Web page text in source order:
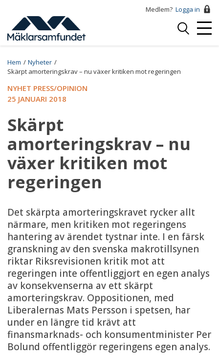
huvudinnehåll
Medlem? Logga in
Logga
Breadcrumb
Hem
Nyheter
Skärpt amorteringskrav – nu växer kritiken mot regeringen
NYHET PRESS/OPINION
25 JANUARI 2018
Skärpt
amorteringskrav – nu
växer kritiken mot
regeringen
Det skärpta amorteringskravet rycker allt
närmare, men kritiken mot regeringens
hantering av ärendet tystnar inte. I en färsk
granskning av den svenska makrotillsynen
riktar Riksrevisionen kritik mot att
regeringen inte offentliggjort en egen analys
av konsekvenserna av ett skärpt
amorteringskrav. Oppositionen, med
Liberalernas Mats Persson i spetsen, har
under en längre tid krävt att
finansmarknads- och konsumentminister Per
Bolund offentliggör regeringens egen analys.